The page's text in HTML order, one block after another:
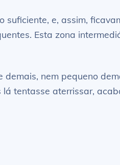
e, assim,
Esta zona
nem pequeno
tentasse aterrissar,